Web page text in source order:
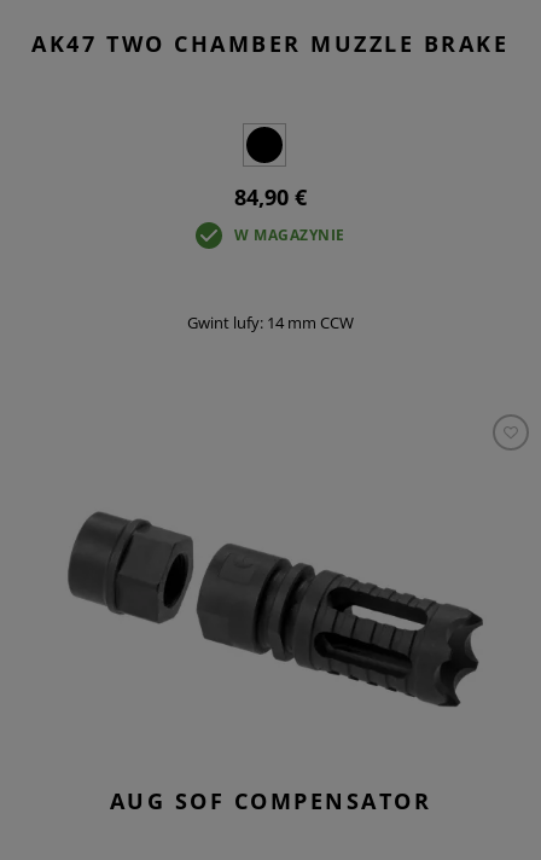
AK47 TWO CHAMBER MUZZLE BRAKE
84,90 €
W MAGAZYNIE
Gwint lufy: 14 mm CCW
AUG SOF COMPENSATOR